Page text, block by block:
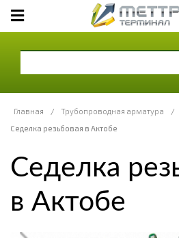
Главная / Трубопроводная арматура /
Седелка резьбовая в Актобе
Седелка
в Актобе